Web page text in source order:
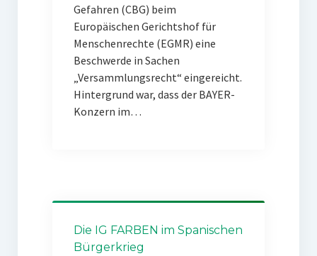
Gefahren (CBG) beim
Europäischen Gerichtshof für
Menschenrechte (EGMR) eine
Beschwerde in Sachen
„Versammlungsrecht“ eingereicht.
Hintergrund war, dass der BAYER-
Konzern im…
Die IG FARBEN im Spanischen
Bürgerkrieg